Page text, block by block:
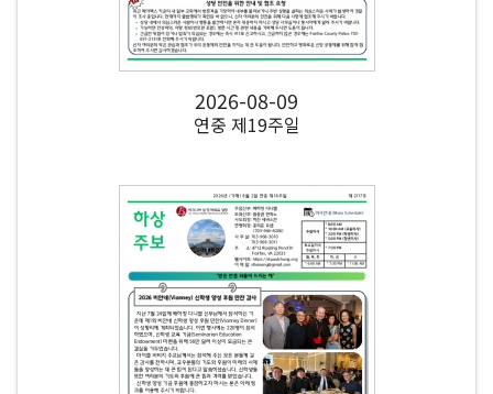
2026-08-09
연중 제19주일